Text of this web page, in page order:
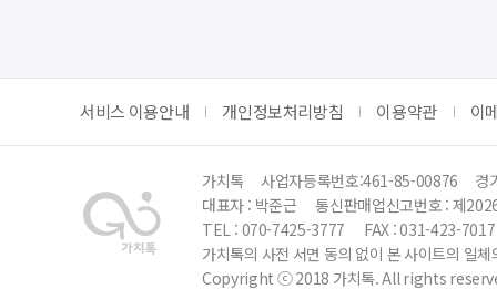
서비스 이용안내 개인정보처리방침 이용약관 이
가치톡 사업자등록번호:461-85-00876
경
대표자 : 박준근
통신판매업신고번호 : 제
TEL : 070-7425-3777
FAX : 031-423-7017
가치톡의 사전 서면 동의 없이 본 사이트의 일
Copyright ⓒ 2018 가치톡. All rights